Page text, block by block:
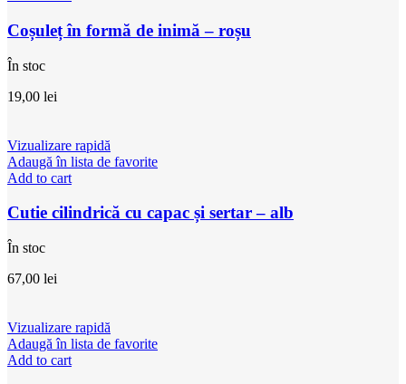
Coșuleț în formă de inimă – roșu
În stoc
19,00 lei
Vizualizare rapidă
Adaugă în lista de favorite
Add to cart
Cutie cilindrică cu capac și sertar – alb
În stoc
67,00 lei
Vizualizare rapidă
Adaugă în lista de favorite
Add to cart